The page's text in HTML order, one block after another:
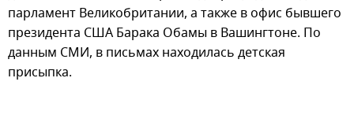
парламент Великобритании, а также в офис бывшего
президента США Барака Обамы в Вашингтоне. По
данным СМИ, в письмах находилась детская
присыпка.